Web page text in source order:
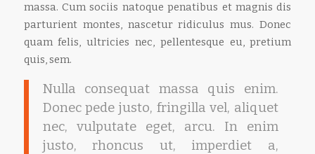
massa. Cum sociis natoque penatibus et magnis dis
parturient montes, nascetur ridiculus mus. Donec
quam felis, ultricies nec, pellentesque eu, pretium
quis, sem.
Nulla consequat massa quis enim.
Donec pede justo, fringilla vel, aliquet
nec, vulputate eget, arcu. In enim
justo, rhoncus ut, imperdiet a,